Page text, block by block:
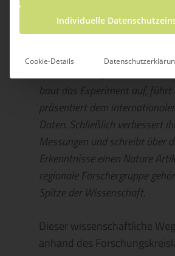
Verantwortung für ein
Finanzierung des
Experimentes schreibt Ihr
baut das Experiment auf, führt
präsentiert dem
Daten. Schließlich verbessert
Messungen und schreibt über
Erkenntnisse einen Nature
regionale Forschergruppe
Spitze der Wissenschaft.
Dieser wissenschaftliche
anhand des
Individuelle
Cookie-Details